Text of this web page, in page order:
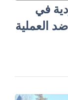
في
العملية